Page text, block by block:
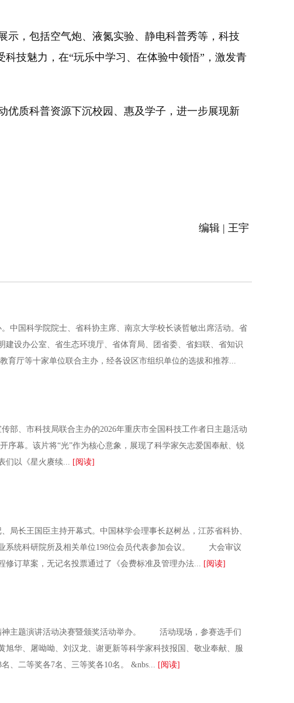
，包括空气炮、液氮实验、静电科普秀等，科技
技魅力，在“玩乐中学习、在体验中领悟”，激发青
质科普资源下沉校园、惠及学子，进一步展现新
编辑 | 王宇
国科学院院士、省科协主席、南京大学校长谈哲敏出席活动。省
设办公室、省生态环境厅、省体育局、团省委、省妇联、省知识
厅等十家单位联合主办，经各设区市组织单位的选拔和推荐...
、市科技局联合主办的2026年重庆市全国科技工作者日主题活动
幕。该片将“光”作为核心意象，展现了科学家矢志爱国奉献、锐
们以《星火赓续... [阅读]
长王国臣主持开幕式。中国林学会理事长赵树丛，江苏省科协、
系统科研院所及相关单位198位会员代表参加会议。 大会审议
订草案，无记名投票通过了《会费标准及管理办法... [阅读]
主题演讲活动决赛暨颁奖活动举办。 活动现场，参赛选手们
华、屠呦呦、刘汉龙、谢更新等科学家科技报国、敬业奉献、服
、二等奖各7名、三等奖各10名。 &nbs... [阅读]